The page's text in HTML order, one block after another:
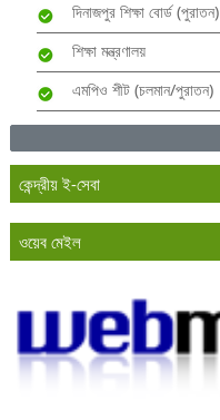
দিনাজপুর শিক্ষা বোর্ড (পুরাতন)
শিক্ষা মন্ত্রণালয়
এমপিও শীট (চলমান/পুরাতন)
কেন্দ্রীয় ই-সেবা
ওয়েব মেইল